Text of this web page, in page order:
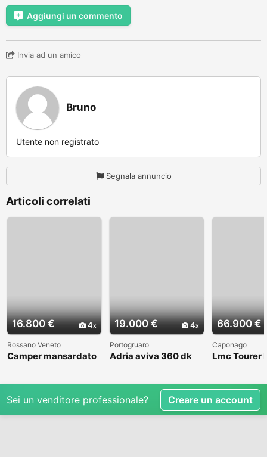
Aggiungi un commento
Invia ad un amico
Bruno
Utente non registrato
Segnala annuncio
Articoli correlati
16.800 € 4
Rossano Veneto
Camper mansardato
19.000 € 4
Portogruaro
Adria aviva 360 dk
66.900 €
Caponago
Lmc Tourer
Sei un venditore professionale? Creare un account